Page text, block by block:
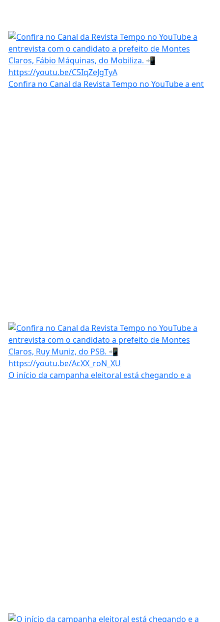
Confira no Canal da Revista Tempo no YouTube a ent
O início da campanha eleitoral está chegando e a